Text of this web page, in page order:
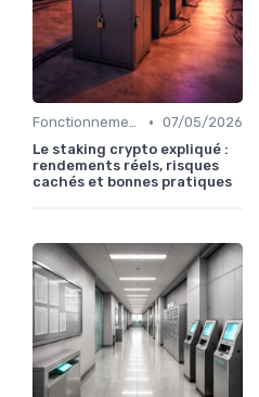
Fonctionnement des cryptomonnaies • 07/05/2026
Le staking crypto expliqué :
rendements réels, risques
cachés et bonnes pratiques